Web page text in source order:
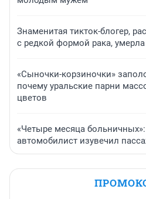
Знаменитая тикток-блогер,
с редкой формой рака, умерла
«Сыночки-корзиночки»
почему уральские парни
цветов
«Четыре месяца
автомобилист изувечил